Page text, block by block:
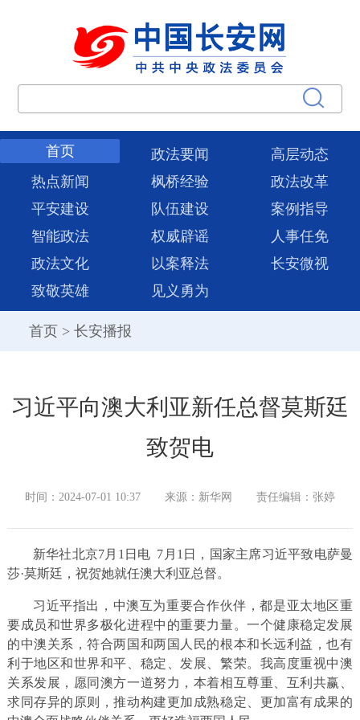
首页 政法要闻
高层动态
热点新闻
枫桥经验
政法改革
平安建设
队伍建设
案例指导
智能政法
权威辟谣
人事任免
政法文化
以案释法
长安微视
致敬英雄
见义勇为
首页 > 长安播报
习近平向澳大利亚新任总督莫斯廷
致贺电
时间：2024-07-01 10:37 来源：新华网 责任编辑：张婷
新华社北京7月1日电 7月1日，国家主席习近平致电萨曼
莎·莫斯廷，祝贺她就任澳大利亚总督。
习近平指出，中澳互为重要合作伙伴，都是亚太地区重
要成员和世界多极化进程中的重要力量。一个健康稳定发展
的中澳关系，符合两国和两国人民的根本和长远利益，也有
利于地区和世界和平、稳定、发展、繁荣。我高度重视中澳
关系发展，愿同澳方一道努力，本着相互尊重、互利共赢、
求同存异的原则，推动构建更加成熟稳定、更加富有成果的